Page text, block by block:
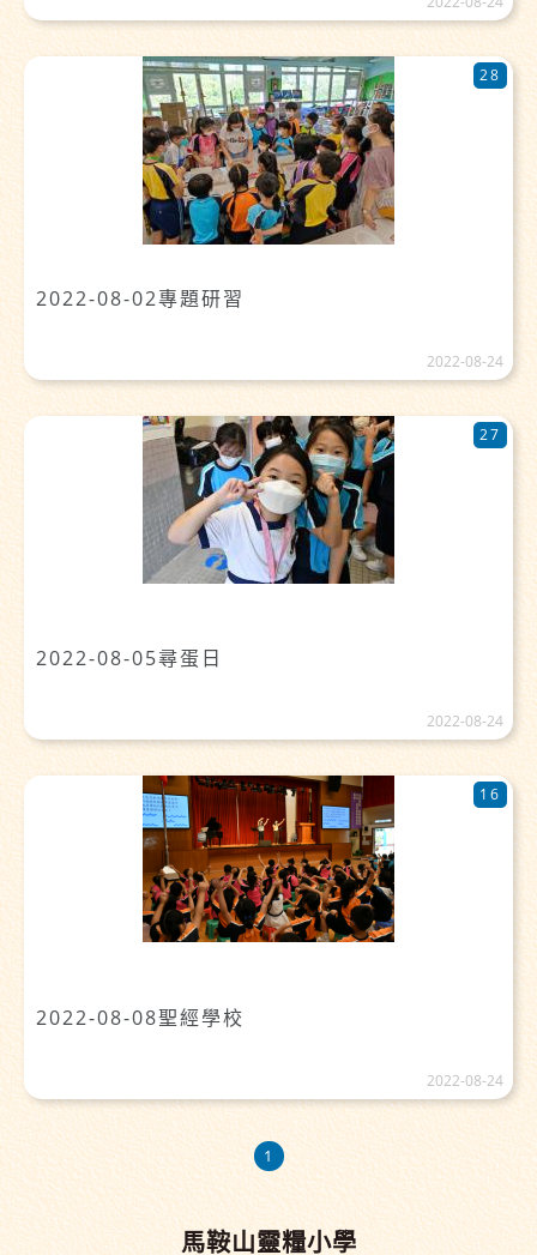
2022-08-02專題研習
28
2022-08-24
2022-08-05尋蛋日
27
2022-08-24
2022-08-08聖經學校
16
2022-08-24
1
馬鞍山靈糧小學